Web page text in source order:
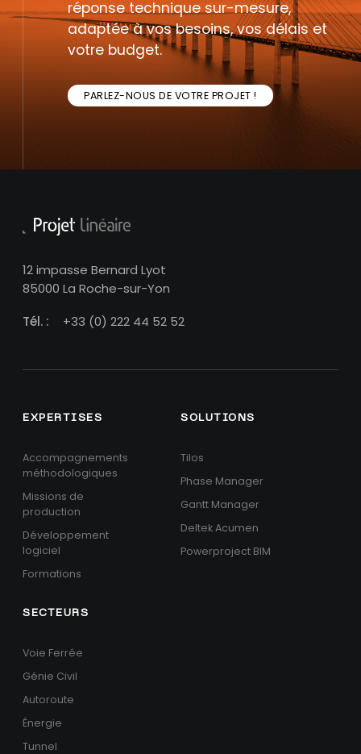
réponse technique sur-mesure,
adaptée à vos besoins, vos délais et
votre budget.
PARLEZ-NOUS DE VOTRE PROJET !
12 impasse Bernard Lyot
85000 La Roche-sur-Yon
Tél. :
+33 (0) 222 44 52 52
EXPERTISES
Accompagnements
méthodologiques
Missions de
production
Développement
logiciel
Formations
SOLUTIONS
Tilos
Phase Manager
Gantt Manager
Deltek Acumen
Powerproject BIM
SECTEURS
Voie Ferrée
Génie Civil
Autoroute
Énergie
Tunnel